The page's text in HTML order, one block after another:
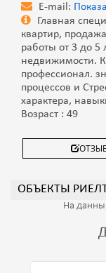
E-mail:
Главная
квартир,
работы от 3 до
недвижимости.
профессионал.
процессов и
характера,
Возраст : 49
ОБЪЕКТЫ
На